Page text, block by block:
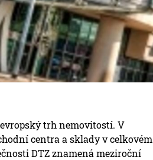
trh nemovitostí. V
centra a sklady v celkovém
DTZ znamená meziroční